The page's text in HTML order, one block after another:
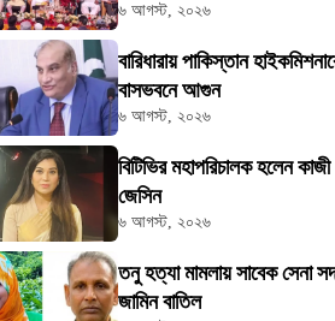
৬ আগস্ট, ২০২৬
বারিধারায় পাকিস্তান
বাসভবনে আগুন
৬ আগস্ট, ২০২৬
বিটিভির মহাপরিচালক হলেন কাজী
জেসিন
৬ আগস্ট, ২০২৬
তনু হত্যা মামলায় সাবেক সেনা
জামিন বাতিল